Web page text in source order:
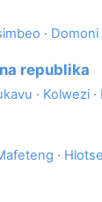
· Domoni
republika
· Kolwezi ·
· Hlotse